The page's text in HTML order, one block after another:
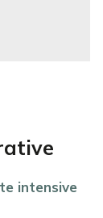
intensive